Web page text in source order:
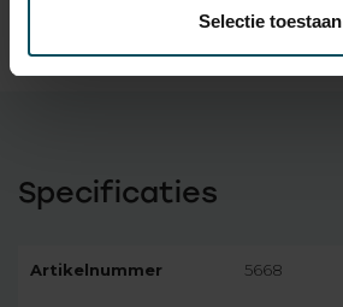
Selectie toestaan
Op voorraad
Specificaties
Artikelnummer 5668